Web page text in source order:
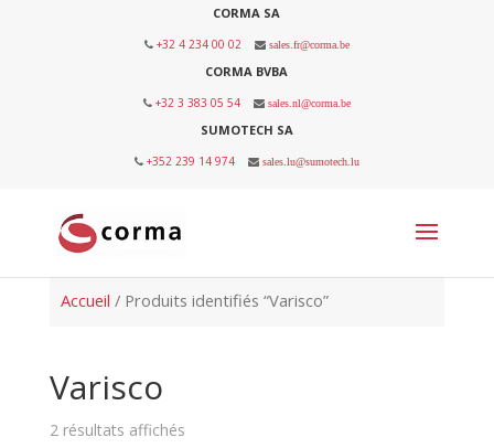
CORMA SA
+32 4 234 00 02 sales.fr@corma.be
CORMA BVBA
+32 3 383 05 54 sales.nl@corma.be
SUMOTECH SA
+352 239 14 974 sales.lu@sumotech.lu
Accueil / Produits identifiés “Varisco”
Varisco
2 résultats affichés